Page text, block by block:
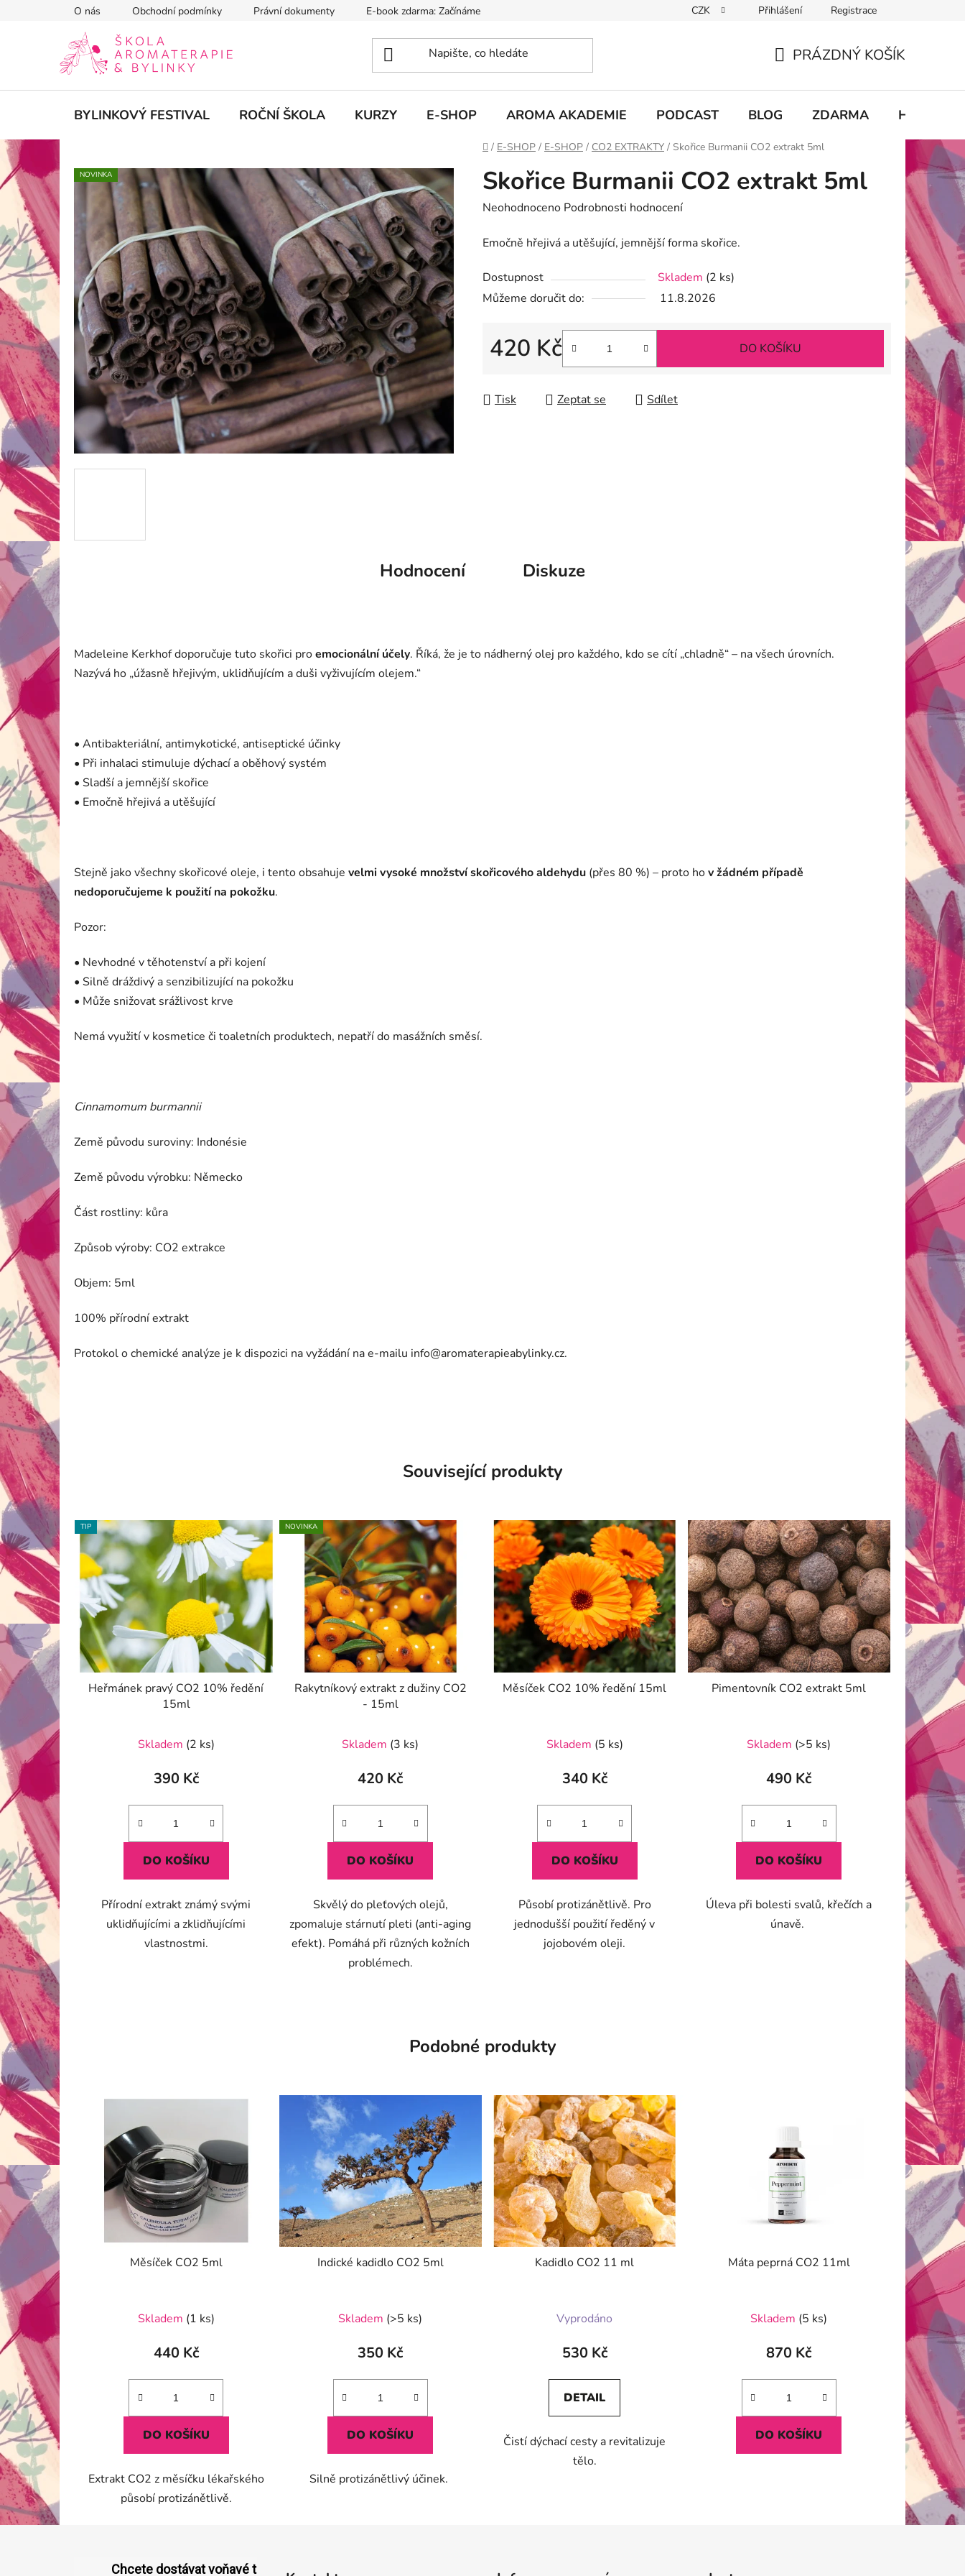
O nás Obchodní podmínky Právní dokumenty E-book zdarma: Začínáme s aromaterapií CZK Přihlášení Registrace
KOŠÍK
PRÁZDNÝ KOŠÍK
BYLINKOVÝ FESTIVAL ROČNÍ ŠKOLA KURZY E-SHOP AROMA AKADEMIE PODCAST BLOG ZDARMA
Domů
/ E-SHOP / E-SHOP / CO2 EXTRAKTY / Skořice Burmanii CO2 extrakt 5ml
Skořice Burmanii CO2 extrakt 5ml
Průměrné
produktu
0,0
z
hvězdiček.
Neohodnoceno Podrobnosti hodnocení
Emočně hřejivá a utěšující, jemnější forma skořice.
Dostupnost Skladem (2 ks)
Můžeme doručit do:
11.8.2026
420 Kč DO KOŠÍKU
Tisk Zeptat se Sdílet
NOVINKA
Hodnocení Diskuze
Madeleine Kerkhof doporučuje tuto skořici proemocionální účely. Říká, že je to nádherný olej pro každého, kdo se cítí „chladně“ – na všech úrovních.
Nazývá ho „úžasně hřejivým, uklidňujícím a duši vyživujícím olejem.“
• Antibakteriální, antimykotické, antiseptické účinky
• Při inhalaci stimuluje dýchací a oběhový systém
• Sladší a jemnější skořice
• Emočně hřejivá a utěšující
Stejně jako všechny skořicové oleje, i tento obsahuje velmi vysoké množství skořicového aldehydu (přes 80 %) – proto hov žádném případě
nedoporučujeme k použití na pokožku.
Pozor:
• Nevhodné v těhotenství a při kojení
• Silně dráždivý a senzibilizující na pokožku
• Může snižovat srážlivost krve
Nemá využití v kosmetice či toaletních produktech, nepatří do masážních směsí.
Cinnamomum burmannii
Země původu suroviny: Indonésie
Země původu výrobku: Německo
Část rostliny: kůra
Způsob výroby: CO2 extrakce
Objem: 5ml
100% přírodní extrakt
Protokol o chemické analýze je k dispozici na vyžádání na e-mailu info@aromaterapieabylinky.cz.
Související produkty
TIP
Heřmánek pravý CO2 10% ředění
15ml
hodnocení
produktu
5,0
z
hvězdiček.
Skladem (2 ks)
390 Kč
DO KOŠÍKU
Přírodní extrakt známý svými
uklidňujícími a zklidňujícími
vlastnostmi.
NOVINKA
Rakytníkový extrakt z dužiny CO2
- 15ml
Skladem (3 ks)
420 Kč
DO KOŠÍKU
Skvělý do pleťových olejů,
zpomaluje stárnutí pleti (anti-aging
efekt). Pomáhá při různých kožních
problémech.
Měsíček CO2 10% ředění 15ml
hodnocení
produktu
5,0
z
hvězdiček.
Skladem (5 ks)
340 Kč
DO KOŠÍKU
Působí protizánětlivě. Pro
jednodušší použití ředěný v
jojobovém oleji.
Pimentovník CO2 extrakt 5ml
Skladem (>5 ks)
490 Kč
DO KOŠÍKU
Úleva při bolesti svalů, křečích a
únavě.
Podobné produkty
Měsíček CO2 5ml
Skladem (1 ks)
440 Kč
DO KOŠÍKU
Extrakt CO2 z měsíčku lékařského
působí protizánětlivě.
Indické kadidlo CO2 5ml
Skladem (>5 ks)
350 Kč
DO KOŠÍKU
Silně protizánětlivý účinek.
Kadidlo CO2 11 ml
hodnocení
produktu
5,0
z
hvězdiček.
Vyprodáno
530 Kč
DETAIL
Čistí dýchací cesty a revitalizuje
tělo.
Máta peprná CO2 11ml
Skladem (5 ks)
870 Kč
DO KOŠÍKU
Chcete dostávat voňavé tipy